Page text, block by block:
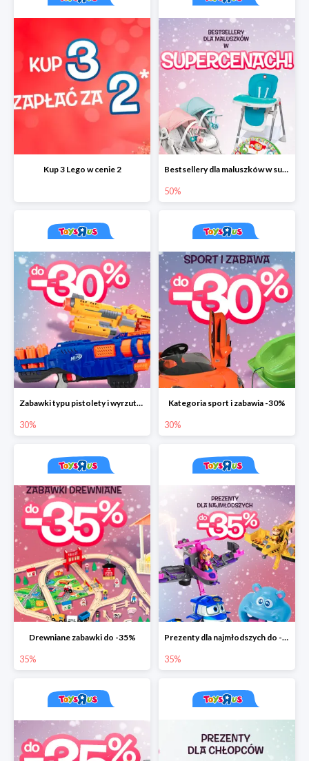
Kup 3 Lego w cenie 2 Bestsellery dla maluszków w supercenach do -50%
50%
Zabawki typu pistolety i wyrzutnie do -30%
30%
Kategoria sport i zabawia -30%
30%
Drewniane zabawki do -35%
35%
Prezenty dla najmłodszych do -35%
35%